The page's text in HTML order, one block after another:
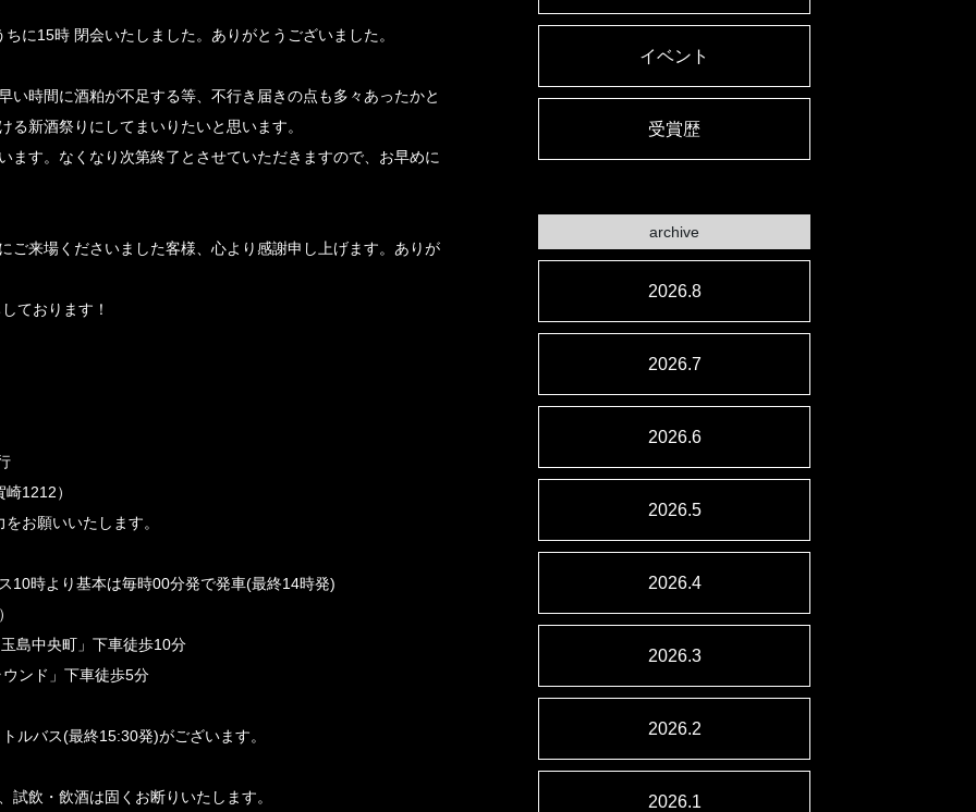
に15時 閉会いたしました。ありがとうございました。
い時間に酒粕が不足する等、不行き届きの点も多々あったかと
新酒祭りにしてまいりたいと思います。
す。なくなり次第終了とさせていただきますので、お早めに
ご来場くださいました客様、心より感謝申し上げます。ありが
ております！
1212）
お願いいたします。
10時より基本は毎時00分発で発車(最終14時発)
島中央町」下車徒歩10分
ンド」下車徒歩5分
ルバス(最終15:30発)がございます。
飲・飲酒は固くお断りいたします。
イベント
受賞歴
archive
2026.8
2026.7
2026.6
2026.5
2026.4
2026.3
2026.2
2026.1